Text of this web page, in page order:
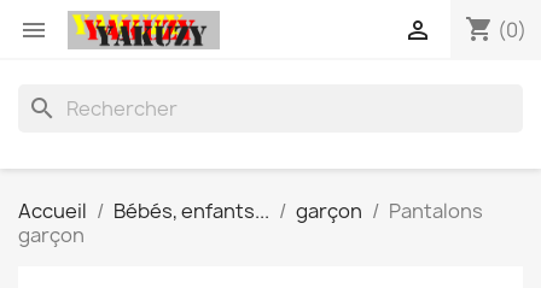
 shopping_cart (0)

search
Accueil Bébés, enfants... garçon
Pantalons
garçon